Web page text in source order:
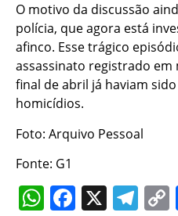
O motivo da discussão
polícia, que agora está
afinco. Esse trágico
assassinato registrado em
final de abril já haviam
homicídios.
Foto: Arquivo Pessoal
Fonte: G1
WhatsApp
X